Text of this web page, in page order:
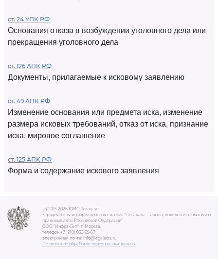
ст. 24 УПК РФ
Основания отказа в возбуждении уголовного дела или
прекращения уголовного дела
ст. 126 АПК РФ
Документы, прилагаемые к исковому заявлению
ст. 49 АПК РФ
Изменение основания или предмета иска, изменение
размера исковых требований, отказ от иска, признание
иска, мировое соглашение
ст. 125 АПК РФ
Форма и содержание искового заявления
(c) 2015-2026 ЮИС Легалакт
Юридическая информационная система "Легалакт - законы, кодексы и нормативно-
правовые акты Российской Федерации"
ООО "Инфра-Бит", г. Москва.
телефон +7 (910) 050-65-67
электронная почта: info@legalacts.ru
Политика по обработке персональных данных